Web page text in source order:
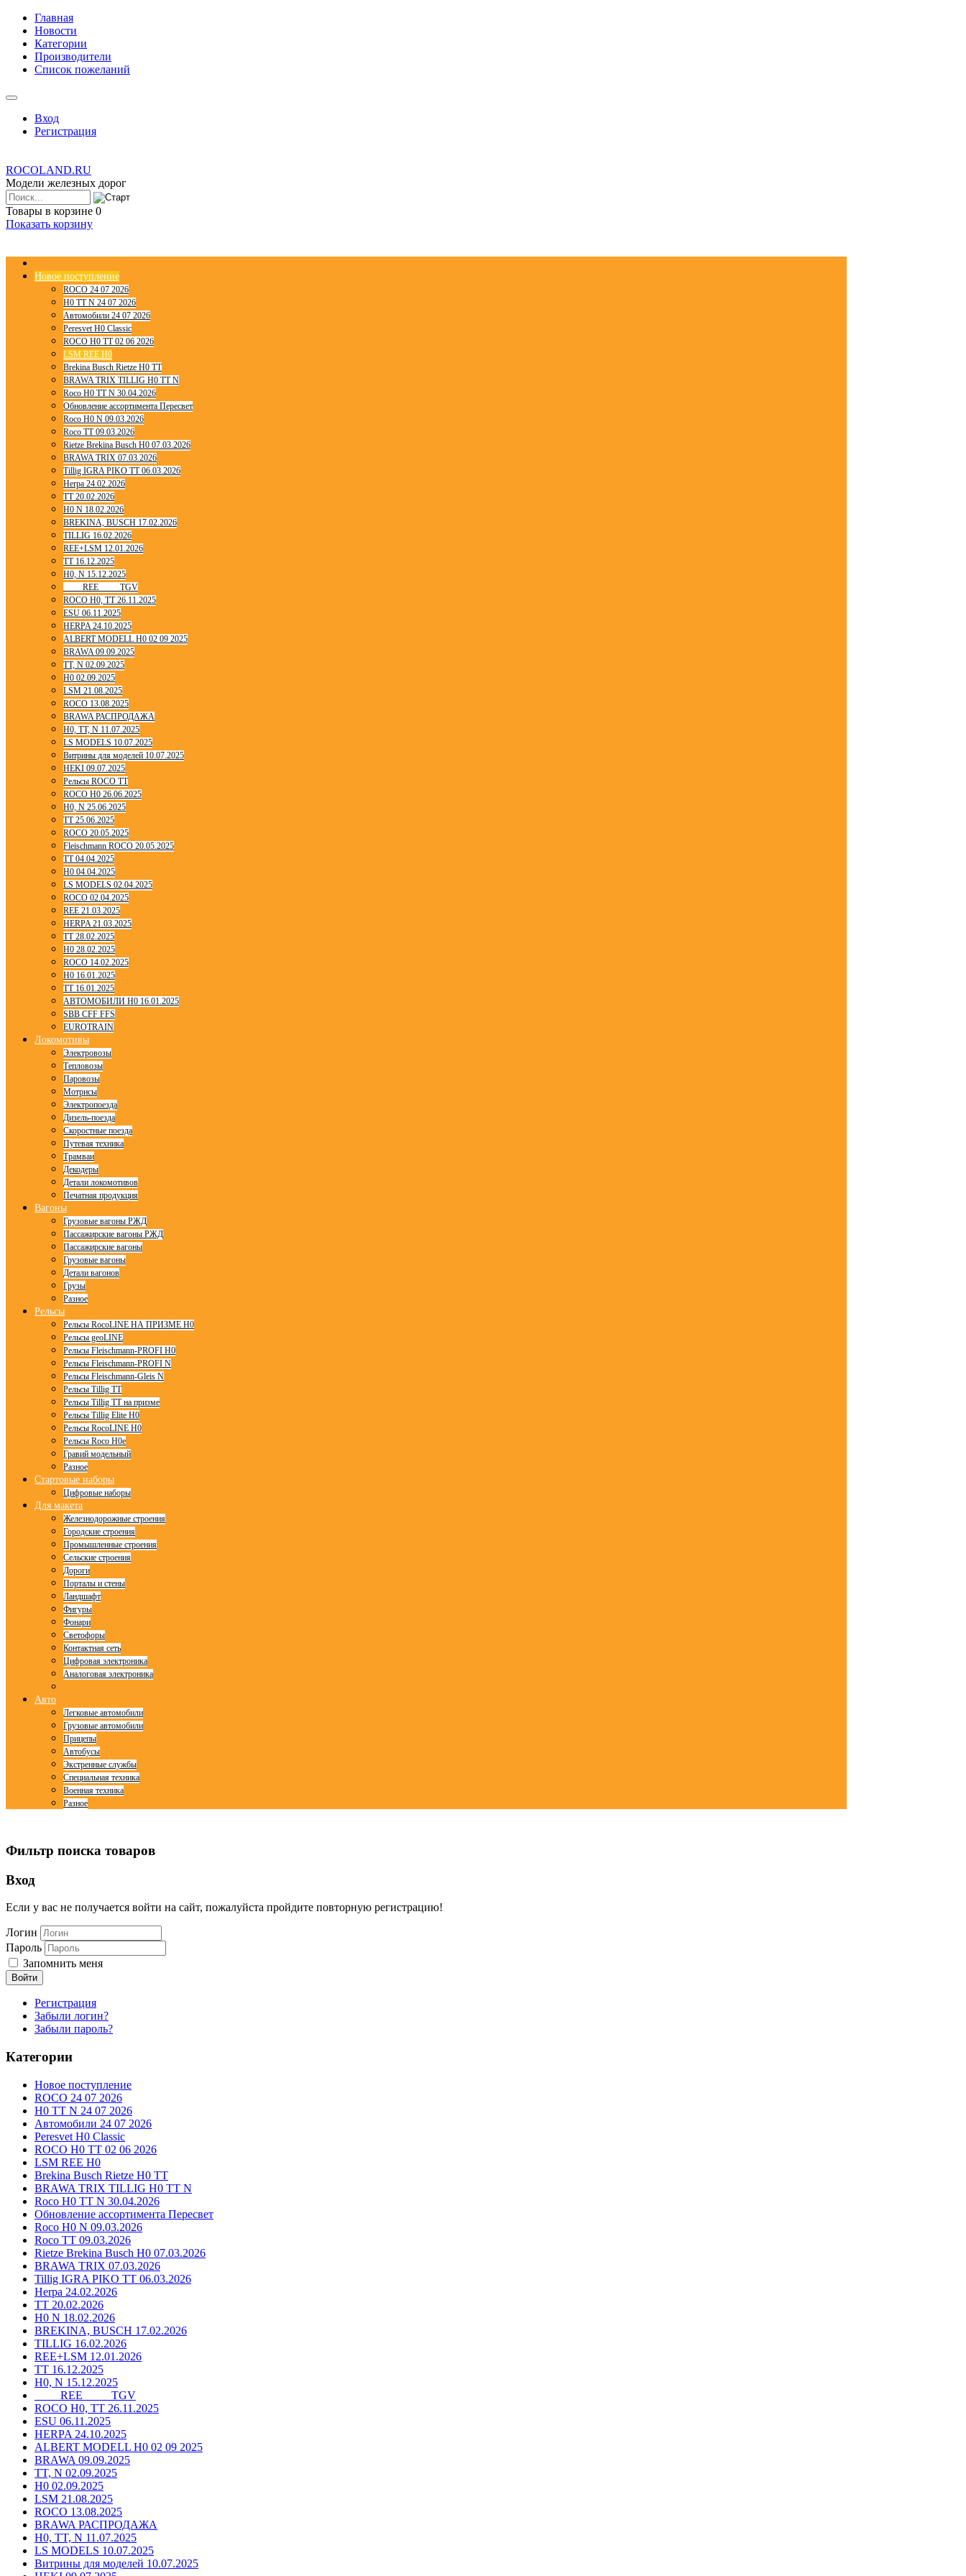
Главная
Новости
Категории
Производители
Список пожеланий
Вход
Регистрация
ROCOLAND.RU
Модели железных дорог
Товары в корзине 0
Показать корзину
Новое поступление
ROCO 24 07 2026
H0 TT N 24 07 2026
Автомобили 24 07 2026
Peresvet H0 Classic
ROCO H0 TT 02 06 2026
LSM REE H0
Brekina Busch Rietze H0 TT
BRAWA TRIX TILLIG H0 TT N
Roco H0 TT N 30.04.2026
Обновление ассортимента Пересвет
Roco H0 N 09.03.2026
Roco TT 09.03.2026
Rietze Brekina Busch H0 07.03.2026
BRAWA TRIX 07.03.2026
Tillig IGRA PIKO TT 06.03.2026
Herpa 24.02.2026
TT 20.02.2026
H0 N 18.02.2026
BREKINA, BUSCH 17.02.2026
TILLIG 16.02.2026
REE+LSM 12.01.2026
TT 16.12.2025
H0, N 15.12.2025
____ REE ____ TGV
ROCO H0, TT 26.11.2025
ESU 06.11.2025
HERPA 24.10.2025
ALBERT MODELL H0 02 09 2025
BRAWA 09.09.2025
TT, N 02.09.2025
H0 02.09.2025
LSM 21.08.2025
ROCO 13.08.2025
BRAWA РАСПРОДАЖА
H0, TT, N 11.07.2025
LS MODELS 10.07.2025
Витрины для моделей 10.07.2025
HEKI 09.07.2025
Рельсы ROCO TT
ROCO H0 26.06.2025
H0, N 25.06.2025
TT 25.06.2025
ROCO 20.05.2025
Fleischmann ROCO 20.05.2025
TT 04.04.2025
H0 04.04.2025
LS MODELS 02.04.2025
ROCO 02.04.2025
REE 21.03.2025
HERPA 21.03.2025
TT 28.02.2025
H0 28.02.2025
ROCO 14.02.2025
H0 16.01.2025
TT 16.01.2025
АВТОМОБИЛИ H0 16.01.2025
SBB CFF FFS
EUROTRAIN
Локомотивы
Электровозы
Тепловозы
Паровозы
Мотрисы
Электропоезда
Дизель-поезда
Скоростные поезда
Путевая техника
Трамваи
Декодеры
Детали локомотивов
Печатная продукция
Вагоны
Грузовые вагоны РЖД
Пассажирские вагоны РЖД
Пассажирские вагоны
Грузовые вагоны
Детали вагонов
Грузы
Разное
Рельсы
Рельсы RocoLINE НА ПРИЗМЕ H0
Рельсы geoLINE
Рельсы Fleischmann-PROFI H0
Рельсы Fleischmann-PROFI N
Рельсы Fleischmann-Gleis N
Рельсы Tillig TT
Рельсы Tillig TT на призме
Рельсы Tillig Elite H0
Рельсы RocoLINE H0
Рельсы Roco H0e
Гравий модельный
Разное
Стартовые наборы
Цифровые наборы
Для макета
Железнодорожные строения
Городские строения
Промышленные строения
Сельские строения
Дороги
Порталы и стены
Ландшафт
Фигуры
Фонари
Светофоры
Контактная сеть
Цифровая электроника
Аналоговая электроника
Авто
Легковые автомобили
Грузовые автомобили
Прицепы
Автобусы
Экстренные службы
Специальная техника
Военная техника
Разное
Фильтр поиска товаров
Вход
Если у вас не получается войти на сайт, пожалуйста пройдите повторную регистрацию!
Логин
Пароль
Запомнить меня
Войти
Регистрация
Забыли логин?
Забыли пароль?
Категории
Новое поступление
ROCO 24 07 2026
H0 TT N 24 07 2026
Автомобили 24 07 2026
Peresvet H0 Classic
ROCO H0 TT 02 06 2026
LSM REE H0
Brekina Busch Rietze H0 TT
BRAWA TRIX TILLIG H0 TT N
Roco H0 TT N 30.04.2026
Обновление ассортимента Пересвет
Roco H0 N 09.03.2026
Roco TT 09.03.2026
Rietze Brekina Busch H0 07.03.2026
BRAWA TRIX 07.03.2026
Tillig IGRA PIKO TT 06.03.2026
Herpa 24.02.2026
TT 20.02.2026
H0 N 18.02.2026
BREKINA, BUSCH 17.02.2026
TILLIG 16.02.2026
REE+LSM 12.01.2026
TT 16.12.2025
H0, N 15.12.2025
____ REE ____ TGV
ROCO H0, TT 26.11.2025
ESU 06.11.2025
HERPA 24.10.2025
ALBERT MODELL H0 02 09 2025
BRAWA 09.09.2025
TT, N 02.09.2025
H0 02.09.2025
LSM 21.08.2025
ROCO 13.08.2025
BRAWA РАСПРОДАЖА
H0, TT, N 11.07.2025
LS MODELS 10.07.2025
Витрины для моделей 10.07.2025